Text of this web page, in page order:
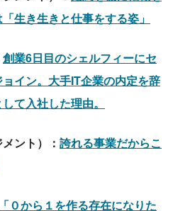
生き生きと仕事をする姿」
創業6日目のシェルフィーにセ
イン。大手IT企業の内定を辞
て入社した理由。
ント）： 誇れる事業だからこ
「０から１を作る存在になりた